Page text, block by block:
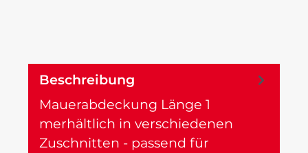
Beschreibung
Mauerabdeckung Länge 1
merhältlich in verschiedenen
Zuschnitten - passend für